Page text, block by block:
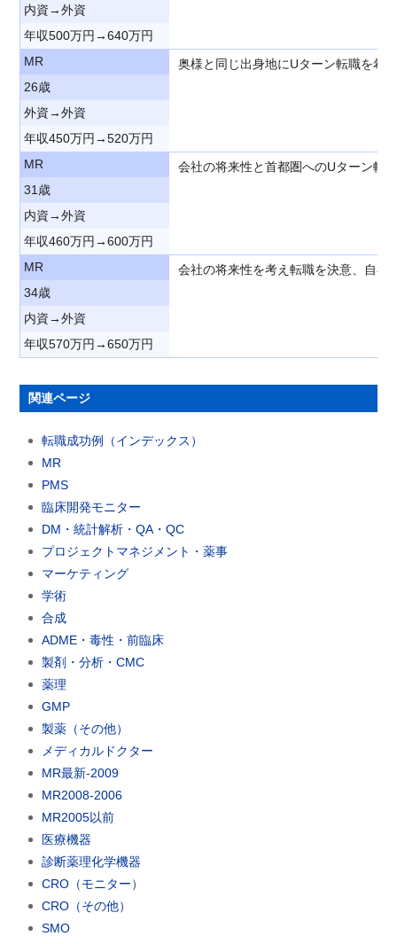
内資→外資
年収500万円→640万円
MR
奥様と同じ出身地にUターン転職を希
26歳
外資→外資
年収450万円→520万円
MR
会社の将来性と首都圏へのUターン転
31歳
内資→外資
年収460万円→600万円
MR
会社の将来性を考え転職を決意、自宅
34歳
内資→外資
年収570万円→650万円
関連ページ
転職成功例（インデックス）
MR
PMS
臨床開発モニター
DM・統計解析・QA・QC
プロジェクトマネジメント・薬事
マーケティング
学術
合成
ADME・毒性・前臨床
製剤・分析・CMC
薬理
GMP
製薬（その他）
メディカルドクター
MR最新-2009
MR2008-2006
MR2005以前
医療機器
診断薬理化学機器
CRO（モニター）
CRO（その他）
SMO